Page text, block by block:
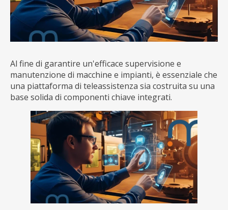
Al fine di garantire un'efficace supervisione e
manutenzione di macchine e impianti, è essenziale che
una piattaforma di teleassistenza sia costruita su una
base solida di componenti chiave integrati.